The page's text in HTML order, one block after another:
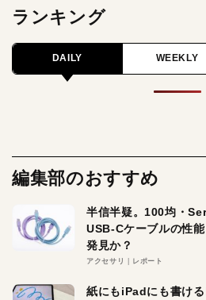
ランキング
DAILY WEEKLY
編集部のおすすめ
半信半疑。100均・
USB-Cケーブルの性
発見か？
アクセサリ レポート
紙にもiPadにも書け